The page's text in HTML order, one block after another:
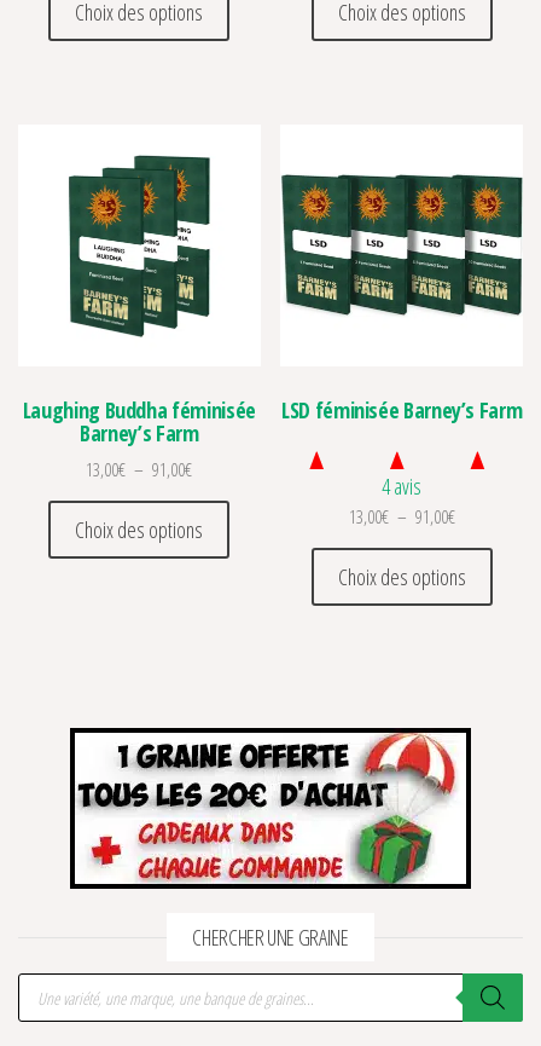
Choix des options Choix des options
Laughing Buddha féminisée
Barney’s Farm
13,00€ – 91,00€Plage de prix : 13,00€ à 91,00€
Choix des options
Ce produit a plusieurs variations. Les
LSD féminisée Barney’s Farm
4 avis
13,00€ – 91,00€Plage de prix
Choix des options
Ce
CHERCHER UNE GRAINE
Recherche de produits